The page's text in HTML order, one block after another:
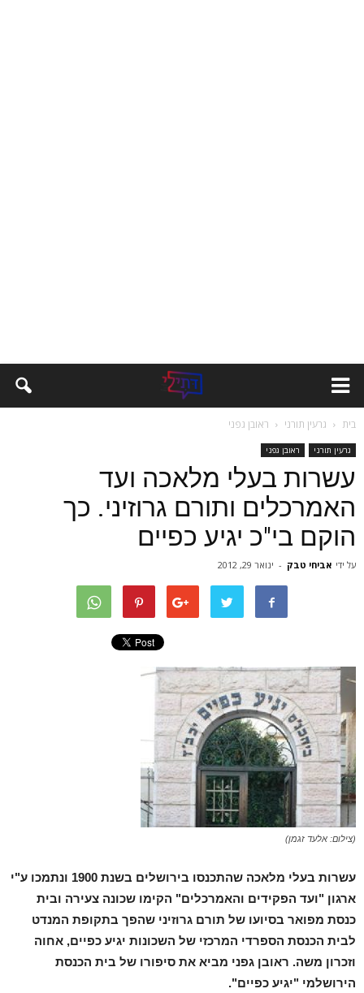
בית גרעין תורני ראובן גפני
גרעין תורני ראובן גפני
עשרות בעלי מלאכה ועד
האמרכלים ותורם גרוזיני. כך
הוקם בי"כ יגיע כפיים
על ידי אביחי טבק - ינואר 29, 2012
(צילום: אלעד זגמן)
עשרות בעלי מלאכה שהתכנסו בירושלים בשנת 1900 ונתמכו ע"י
ארגון "ועד הפקידים והאמרכלים" הקימו שכונה צעירה ובית
כנסת מפואר בסיועו של תורם גרוזיני שהפך בתקופת המנדט
לבית הכנסת הספרדי המרכזי של השכונות יגיע כפיים, אחוה
וזכרון משה. ראובן גפני מביא את סיפורו של בית הכנסת
הירושלמי "יגיע כפיים".